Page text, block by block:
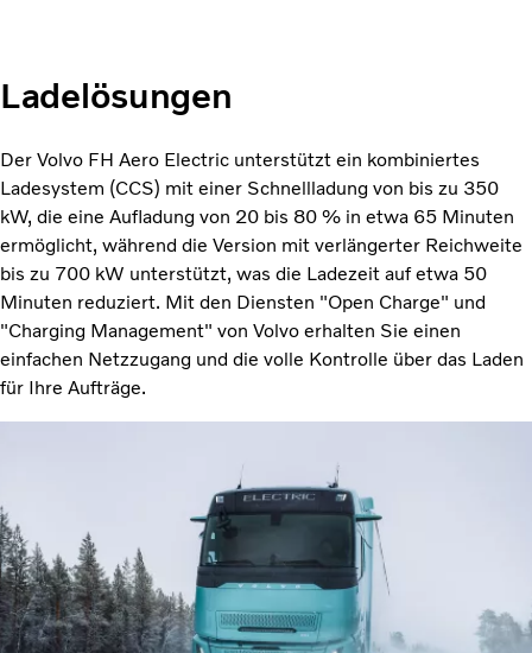
Ladelösungen
Der Volvo FH Aero Electric unterstützt ein kombiniertes
Ladesystem (CCS) mit einer Schnellladung von bis zu 350
kW, die eine Aufladung von 20 bis 80 % in etwa 65 Minuten
ermöglicht, während die Version mit verlängerter Reichweite
bis zu 700 kW unterstützt, was die Ladezeit auf etwa 50
Minuten reduziert. Mit den Diensten "Open Charge" und
"Charging Management" von Volvo erhalten Sie einen
einfachen Netzzugang und die volle Kontrolle über das Laden
für Ihre Aufträge.